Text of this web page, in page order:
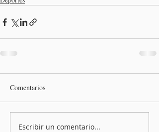
Comentarios
Escribir un comentario...